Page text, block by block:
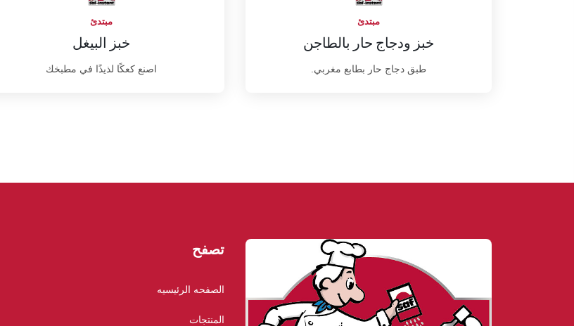
مبتدئ
خبز ودجاج حار بالطاجن
طبق دجاج حار بطابع مغربي.
مبتدئ
خبز البيغل
اصنع كعكًا لذيذًا في مطبخك
تصفح
الصفحه الرئيسيه
المنتجات